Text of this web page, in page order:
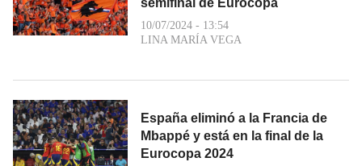
semifinal de Eurocopa
10/07/2024 - 13:54
LINA MARÍA VEGA
España eliminó a la Francia de
Mbappé y está en la final de la
Eurocopa 2024